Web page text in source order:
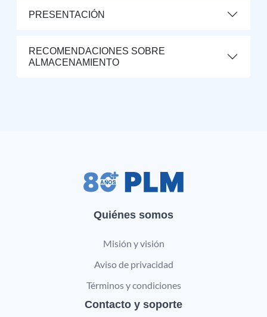
PRESENTACIÓN
RECOMENDACIONES SOBRE
ALMACENAMIENTO
Quiénes somos
Misión y visión
Aviso de privacidad
Términos y condiciones
Contacto y soporte